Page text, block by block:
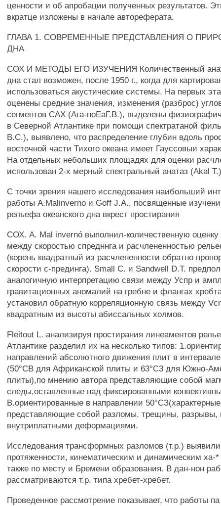
ценности и об апробации полученных результатов.
вкратце изложены в начале автореферата.
ГЛАВА 1. СОВРЕМЕННЫЕ ПРЕДСТАВЛЕНИЯ О
ДНА
СОХ И МЕТОДЫ ЕГО ИЗУЧЕНИЯ Количественный
дна стал возможен, после 1950 г., когда для
использоваться акустические системы. На первых
оценены средние значения, изменения (разброс)
сегментов САХ (Ага-поЕаГ.В.), выделены
в Северной Атлантике при помощи спектратаной
B.C.), выявлено, что распределение глубин вдоль
восточной части Тихого океана имеет Гауссовыи
На отдельных небольших площадях для оценки
использован 2-х мерный спектральный анатаз (Akal
С точки зрения нашего исследования наибольший
работы A.Malinverno и Goff J.А., посвященные
рельефа океанского дна вкрест простирания
СОХ. A. Mal invernó выполнил-количественную оценку
между скоростью спредннга и расчлененностью
(корень квадратный из расчлененности обратно
скорости с-прединга). Small С. и Sandwell D.T.
аналогичную интерпретацию связи между Успр и
гравитационных аномалий на гребне и флангах
установил обратную корреляционную связь между
квадратным из высоты абиссальных холмов.
Fleitout L. анализируя простирания линеаментов
Атлантике разделил их на несколько типов:
направлений абсолютного движения плит в
(50°СВ для Африканской плиты и 63°C3 для Южно-
плиты),по мнению автора представляющие собой
следы,оставленные над фиксированными
В.ориентированные в направлении
представляющие собой разломы, трещины, разрывы,
внутриплатными деформациями.
Исследования трансформных разломов (т.р.)
протяженности, кинематическим и динамическим ха-*
также по месту и Бремени образования. В дан-нон
рассматриваются т.р. типа хребет-хребет.
Проведенное рассмотрение показывает, что работы